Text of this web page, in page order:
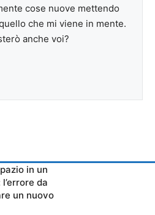
cose nuove mettendo
che mi viene in mente.
anche voi?
in un
da
un nuovo